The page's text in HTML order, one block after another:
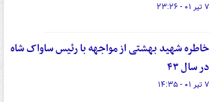
۷ تیر ۰۱ - ۲۳:۲۶
خاطره شهید بهشتی از مواجهه با رئیس ساواک شاه
در سال ۴۳
۷ تیر ۰۱ - ۱۴:۳۵